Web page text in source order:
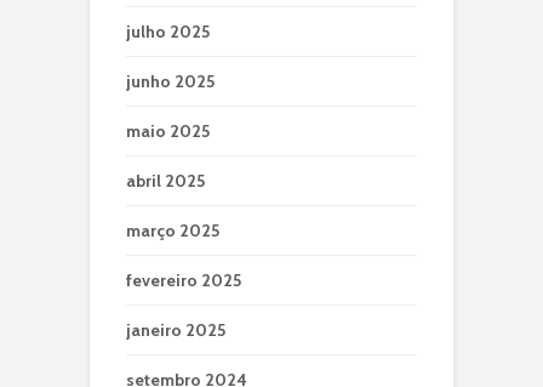
julho 2025
junho 2025
maio 2025
abril 2025
março 2025
fevereiro 2025
janeiro 2025
setembro 2024